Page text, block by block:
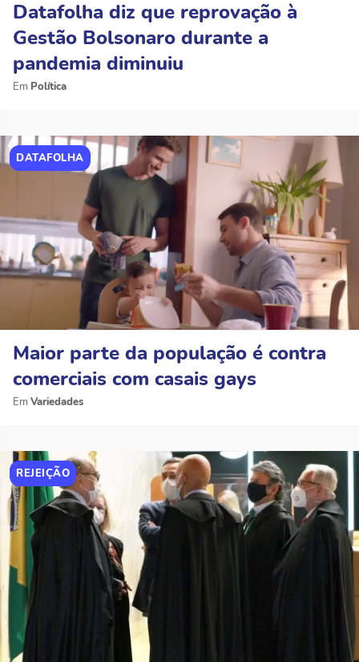
Datafolha diz que reprovação à
Gestão Bolsonaro durante a
pandemia diminuiu
Política
DATAFOLHA
Maior parte da população é contra
comerciais com casais gays
Variedades
REJEIÇÃO